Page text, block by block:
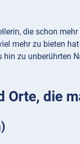
die schon
mehr zu bieten
hin zu unberührten
Orte, die